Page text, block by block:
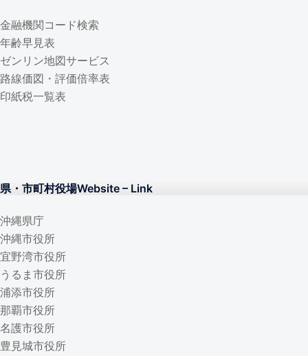
金融機関コード検索
年齢早見表
ゼンリン地図サービス
路線価図・評価倍率表
印紙税一覧表
県・市町村役場Website – Link
沖縄県庁
沖縄市役所
宜野湾市役所
うるま市役所
浦添市役所
那覇市役所
名護市役所
豊見城市役所